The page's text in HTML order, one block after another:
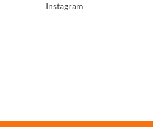
Instagram